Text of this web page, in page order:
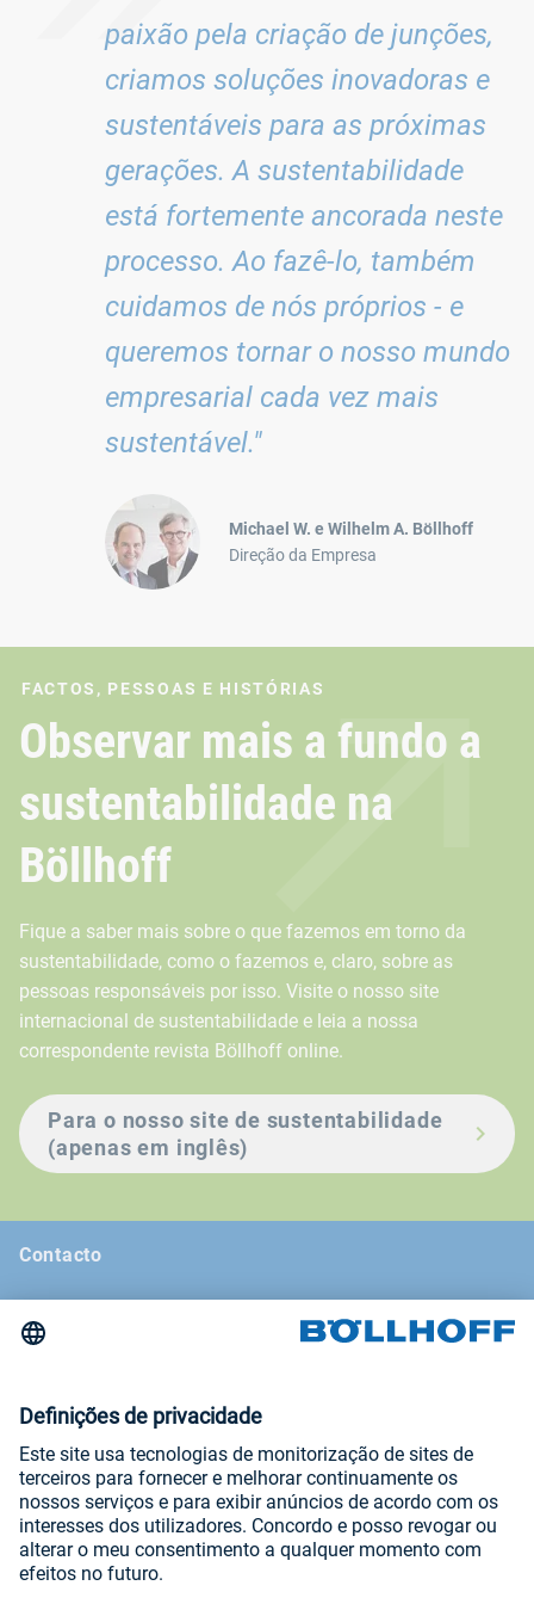
Saúde e segurança no trabalho:
Visão Zero: Sem acidentes de trabalho
Diversidade:
Aumentar sistematicamente a diversidade na empresa
Os nossos principais tópicos e
Compromisso social:
Reforçar o compromisso internacional
Expandir o desenvolvimento da juventude
Promover o empenhamento voluntário dos
Conformidade e transparência:
Cumprimento das diretrizes aplicáveis: Disposições
paixão pela criação de junções,
criamos soluções inovadoras e
sustentáveis para as próximas
gerações. A sustentabilidade
está fortemente ancorada neste
processo. Ao fazê-lo, também
cuidamos de nós próprios - e
queremos tornar o nosso mundo
empresarial cada vez mais
sustentável."
Michael W. e Wilhelm A. Böllhoff
Direção da Empresa
FACTOS, PESSOAS E HISTÓRIAS
Observar mais a fundo a
sustentabilidade na
Böllhoff
Fique a saber mais sobre o que fazemos em torno da
sustentabilidade, como o fazemos e, claro, sobre as
pessoas responsáveis por isso. Visite o nosso site
internacional de sustentabilidade e leia a nossa
correspondente revista Böllhoff online.
Para o nosso site de sustentabilidade
(apenas em inglês)
Contacto
Aviso legal
Termos e condições gerais
Declaração de proteção de dados